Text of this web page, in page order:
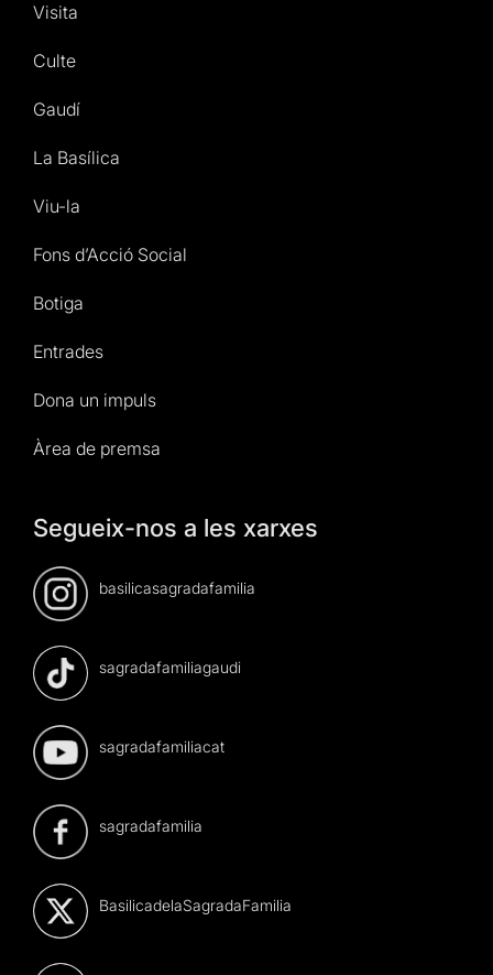
Visita
Culte
Gaudí
La Basílica
Viu-la
Fons d’Acció Social
Botiga
Entrades
Dona un impuls
Àrea de premsa
Segueix-nos a les xarxes
basilicasagradafamilia
sagradafamiliagaudi
sagradafamiliacat
sagradafamilia
BasilicadelaSagradaFamilia